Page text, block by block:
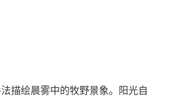
描绘晨雾中的牧野景象。阳光自